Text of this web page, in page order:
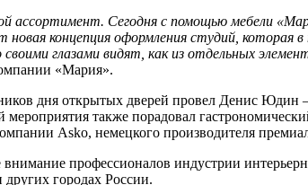
ассортимент. Сегодня с помощью мебели
концепция оформления студий,
глазами видят, как из отдельных
«Мария».
дня открытых дверей провел Денис Юдин
также порадовал
Asko, немецкого производителя
профессионалов индустрии
городах России.